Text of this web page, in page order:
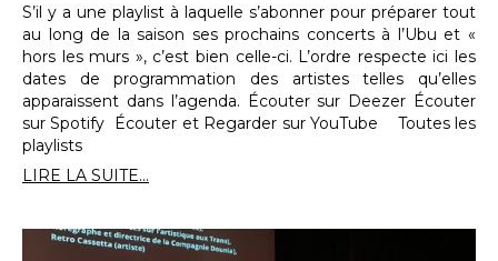
S’il y a une playlist à laquelle s’abonner pour préparer tout
au long de la saison ses prochains concerts à l’Ubu et «
hors les murs », c’est bien celle-ci. L’ordre respecte ici les
dates de programmation des artistes telles qu’elles
apparaissent dans l’agenda. Écouter sur Deezer Écouter
sur Spotify Écouter et Regarder sur YouTube Toutes les
playlists
LIRE LA SUITE...